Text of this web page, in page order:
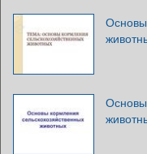
Основы
Основы